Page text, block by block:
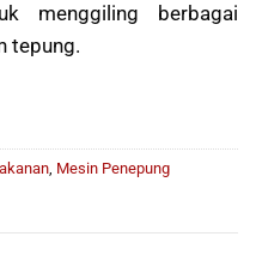
menggiling berbagai
tepung.
, Mesin Penepung